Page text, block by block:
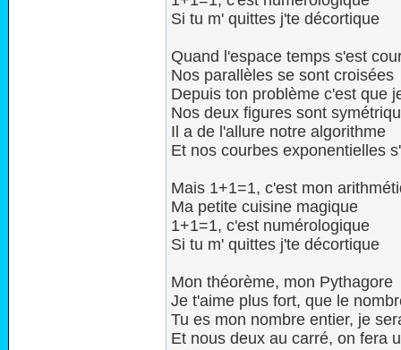
Si tu m' quittes j'te décortique
Quand l'espace temps s'est
Nos parallèles se sont croisées
Depuis ton problème c'est que
Nos deux figures sont
Il a de l'allure notre algorithme
Et nos courbes exponentielles
Mais 1+1=1, c'est mon
Ma petite cuisine magique
1+1=1, c'est numérologique
Si tu m' quittes j'te décortique
Mon théorème, mon Pythagore
Je t'aime plus fort, que le
Tu es mon nombre entier, je
Et nous deux au carré, on fera